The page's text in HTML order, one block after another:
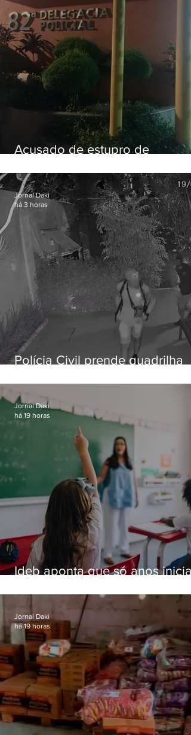
Acusado de estupro de
Polícia Civil prende quadrilha
residências de luxo no Rio
Jornal Daki
há 3 horas
Ideb aponta que só anos
educação
Jornal Daki
há 19 horas
Jornal Daki
há 19 horas